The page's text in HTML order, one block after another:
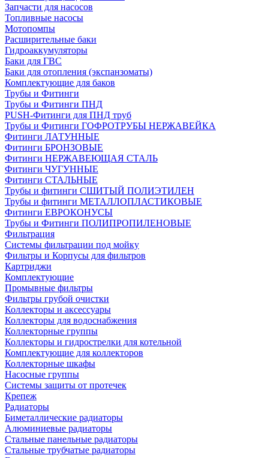
Запчасти для насосов
Топливные насосы
Мотопомпы
Расширительные баки
Гидроаккумуляторы
Баки для ГВС
Баки для отопления (экспанзоматы)
Комплектующие для баков
Трубы и Фитинги
Трубы и Фитинги ПНД
PUSH-Фитинги для ПНД труб
Трубы и Фитинги ГОФРОТРУБЫ НЕРЖАВЕЙКА
Фитинги ЛАТУННЫЕ
Фитинги БРОНЗОВЫЕ
Фитинги НЕРЖАВЕЮЩАЯ СТАЛЬ
Фитинги ЧУГУННЫЕ
Фитинги СТАЛЬНЫЕ
Трубы и фитинги СШИТЫЙ ПОЛИЭТИЛЕН
Трубы и фитинги МЕТАЛЛОПЛАСТИКОВЫЕ
Фитинги ЕВРОКОНУСЫ
Трубы и Фитинги ПОЛИПРОПИЛЕНОВЫЕ
Фильтрация
Системы фильтрации под мойку
Фильтры и Корпусы для фильтров
Картриджи
Комплектующие
Промывные фильтры
Фильтры грубой очистки
Коллекторы и аксессуары
Коллекторы для водоснабжения
Коллекторные группы
Коллекторы и гидрострелки для котельной
Комплектующие для коллекторов
Коллекторные шкафы
Насосные группы
Системы защиты от протечек
Крепеж
Радиаторы
Биметаллические радиаторы
Алюминиевые радиаторы
Стальные панельные радиаторы
Стальные трубчатые радиаторы